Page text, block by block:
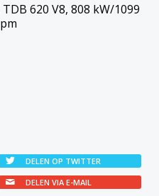
620 V8, 808 kW/1099
DELEN OP TWITTER
DELEN VIA E-MAIL